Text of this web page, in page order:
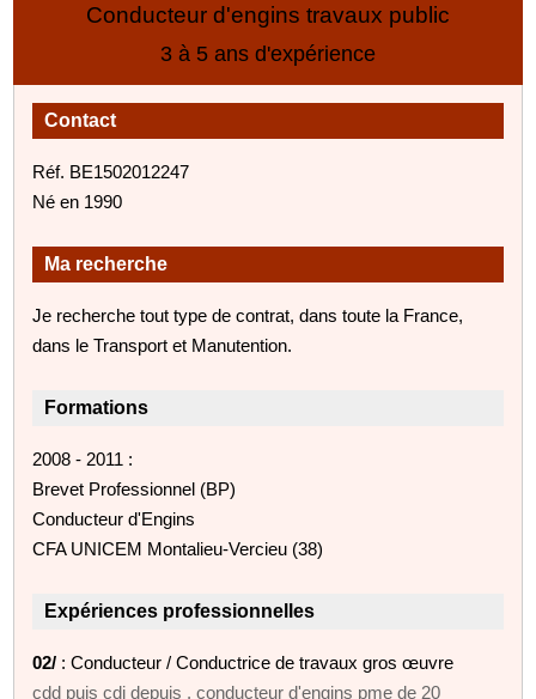
Conducteur d'engins travaux public
3 à 5 ans d'expérience
Contact
Réf. BE1502012247
Né en 1990
Ma recherche
Je recherche tout type de contrat, dans toute la France,
dans le Transport et Manutention.
Formations
2008 - 2011 :
Brevet Professionnel (BP)
Conducteur d'Engins
CFA UNICEM Montalieu-Vercieu (38)
Expériences professionnelles
02/ : Conducteur / Conductrice de travaux gros œuvre
cdd puis cdi depuis . conducteur d'engins pme de 20